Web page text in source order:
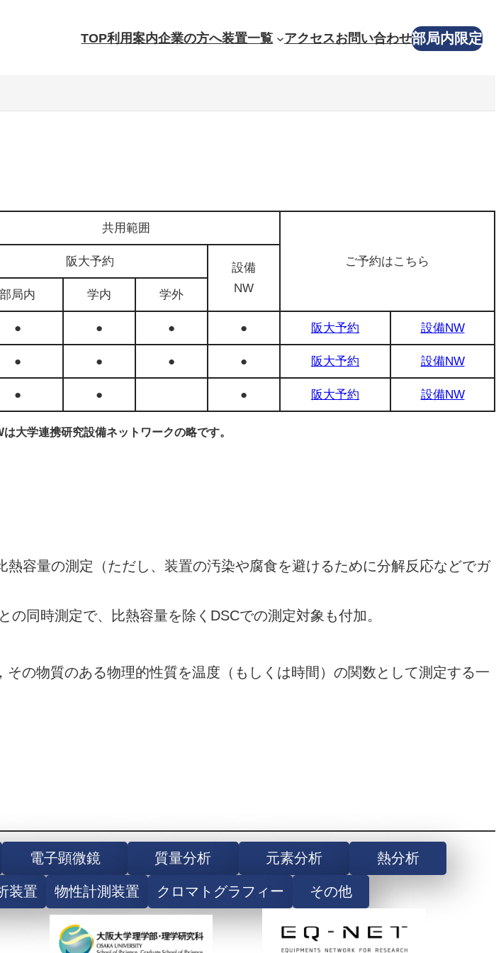
TOP利用案内企業の方へ装置一覧 アクセスお問い合わせ部局内限定
共用範囲
ご予約はこちら
阪大予約
設備
NW
部局内 学内 学外
● ● ● ● 阪大予約 設備NW
● ● ● ● 阪大予約 設備NW
● ● ● 阪大予約 設備NW
大学連携研究設備ネットワークの略です。
容量の測定（ただし、装置の汚染や腐食を避けるために分解反応などでガ
同時測定で、比熱容量を除くDSCでの測定対象も付加。
の物質のある物理的性質を温度（もしくは時間）の関数として測定する一
電子顕微鏡 質量分析 元素分析 熱分析
装置 物性計測装置 クロマトグラフィー その他